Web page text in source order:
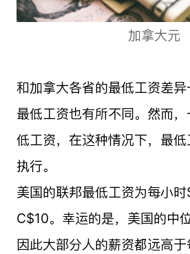
加拿大元
和加拿大各省的最低工资差
最低工资也有所不同。然而
低工资，在这种情况下，最
执行。
美国的联邦最低工资为每小
C$10。幸运的是，美国的中
因此大部分人的薪资都远高